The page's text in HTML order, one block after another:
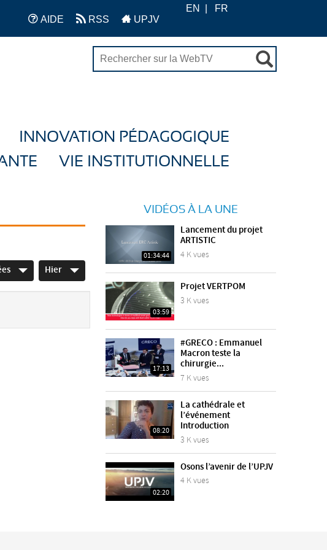
AIDE RSS UPJV
EN FR
INNOVATION PÉDAGOGIQUE
VIE INSTITUTIONNELLE
Hier
VIDÉOS À LA UNE
01:34:44
Lancement du projet
ARTISTIC
4 K vues
03:59
Projet VERTPOM
3 K vues
17:13
#GRECO : Emmanuel
Macron teste la
chirurgie...
7 K vues
08:20
La cathédrale et
l’événement
Introduction
3 K vues
02:20
Osons l’avenir de l’UPJV
4 K vues